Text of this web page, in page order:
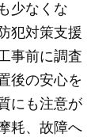
少なくな
犯対策支援
事前に調査
後の安心を
にも注意が
耗、故障へ